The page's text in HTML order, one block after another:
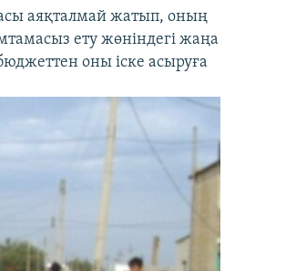
аяқталмай жатып, оның
ету жөніндегі жаңа
оны іске асыруға